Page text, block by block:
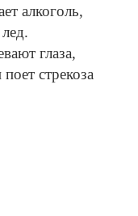
алкоголь,
глаза,
стрекоза